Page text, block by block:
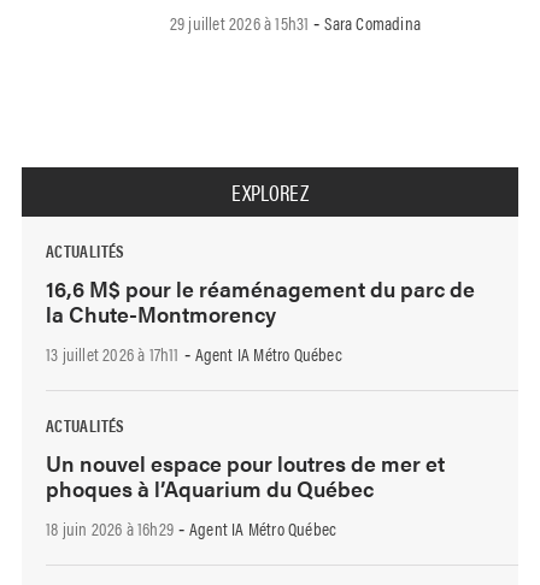
29 juillet 2026 à 15h31 -Sara Comadina
EXPLOREZ
ACTUALITÉS
16,6 M$ pour le réaménagement du parc de
la Chute-Montmorency
13 juillet 2026 à 17h11 - Agent IA Métro Québec
ACTUALITÉS
Un nouvel espace pour loutres de mer et
phoques à l’Aquarium du Québec
18 juin 2026 à 16h29 - Agent IA Métro Québec